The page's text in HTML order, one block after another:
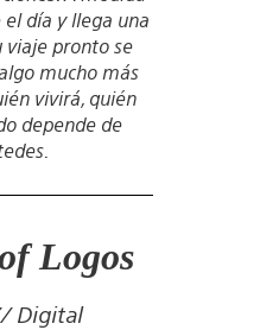
día y llega una
viaje pronto se
mucho más
vivirá, quién
depende de
Logos
Digital